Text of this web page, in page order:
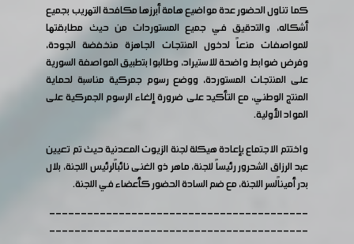
كما تناول الحضور عدة مواضيع هامة أبرزها مكافحة التهريب بجميع
أشكاله، والتدقيق في جميع المستوردات من حيث مطابقتها
للمواصفات منعاً لدخول المنتجات الجاهزة منخفضة الجودة،
وفرض ضوابط واضحة للاستيراد، وطالبوا بتطبيق المواصفة السورية
على المنتجات المستوردة، ووضع رسوم جمركية مناسبة لحماية
المنتج الوطني، مع التأكيد على ضرورة إلغاء الرسوم الجمركية على
المواد الأولية.
واختتم الاجتماع بإعادة هيكلة لجنة الزيوت المعدنية حيث تم تعيين
عبد الرزاق الشحرور رئيساً للجنة، ماهر ذو الغنى نائباًلرئيس اللجنة، بلال
بدر أميناًلسر اللجنة، مع ضم السادة الحضور كأعضاء في اللجنة.
-----------------------------------------
-----------------------------------------